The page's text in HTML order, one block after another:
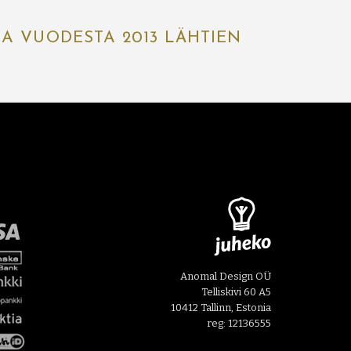
VUODESTA 2013 LÄHTIEN
Anomal Design OÜ
Telliskivi 60 A5
10412 Tallinn, Estonia
reg: 12136555